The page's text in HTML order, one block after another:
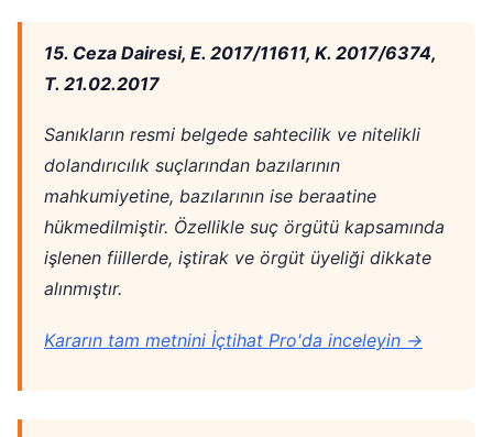
15. Ceza Dairesi, E. 2017/11611, K. 2017/6374,
T. 21.02.2017
Sanıkların resmi belgede sahtecilik ve nitelikli
dolandırıcılık suçlarından bazılarının
mahkumiyetine, bazılarının ise beraatine
hükmedilmiştir. Özellikle suç örgütü kapsamında
işlenen fiillerde, iştirak ve örgüt üyeliği dikkate
alınmıştır.
Kararın tam metnini İçtihat Pro'da inceleyin →